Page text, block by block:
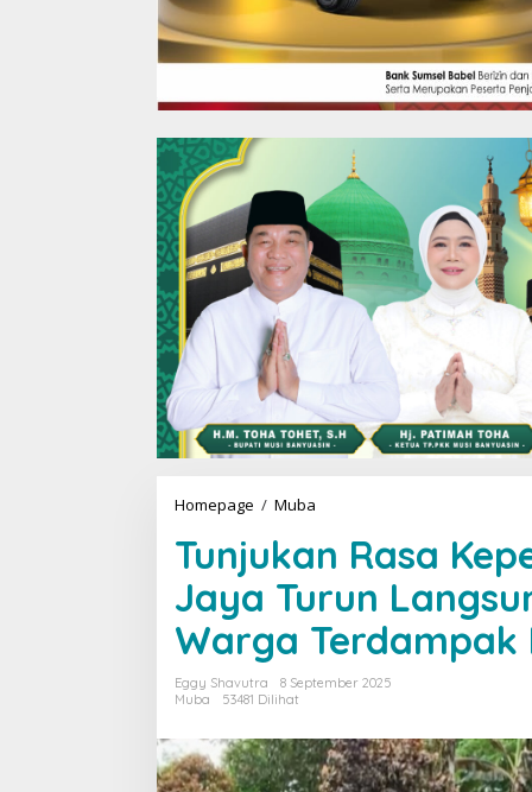
Homepage / Muba
n
j
u
k
a
n
R
a
K
e
Tunjukan Rasa
Jaya Turun
Warga Terdampak
Eggy Shavutra
8 September 2025
Muba
53481 Dilihat